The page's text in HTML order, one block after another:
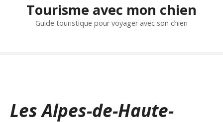
Tourisme avec mon chien
Guide touristique pour voyager avec son chien
Les Alpes-de-Haute-